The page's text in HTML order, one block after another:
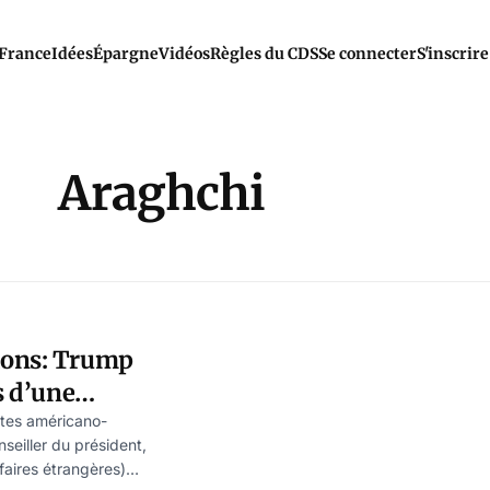
IdéesÉpargneVidéosRègles du CDSSe connecterS'inscrire
Araghchi
Trump
d’une
Iran
américano-
du président,
étrangères)